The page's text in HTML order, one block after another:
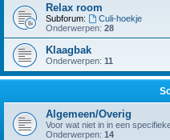
Relax room
Subforum:
Culi-hoekje
Onderwerpen: 28
Klaagbak
Onderwerpen: 11
Algemeen/Overig
Voor wat niet in in een
Onderwerpen: 14